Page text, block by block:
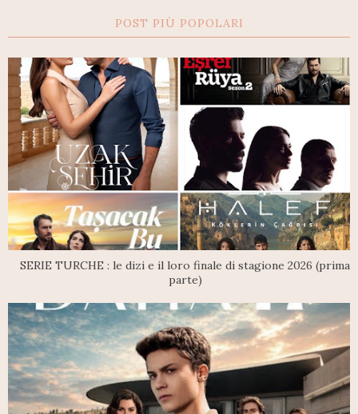
POST PIÙ POPOLARI
SERIE TURCHE : le dizi e il loro finale di stagione 2026 (prima
parte)